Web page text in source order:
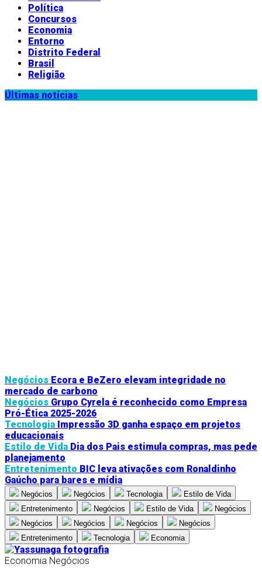
Política
Concursos
Economia
Entorno
Distrito Federal
Brasil
Religião
Últimas notícias
Negócios Ecora e BeZero elevam integridade no
mercado de carbono
Negócios Grupo Cyrela é reconhecido como Empresa
Pró-Ética 2025-2026
Tecnologia Impressão 3D ganha espaço em projetos
educacionais
Estilo de Vida Dia dos Pais estimula compras, mas pede
planejamento
Entretenimento BIC leva ativações com Ronaldinho
Gaúcho para bares e mídia
Negócios Negócios Tecnologia
Estilo de Vida
Entretenimento
Negócios Estilo de Vida
Negócios
Negócios
Negócios Negócios
Negócios
Entretenimento
Tecnologia Economia
Economia Negócios